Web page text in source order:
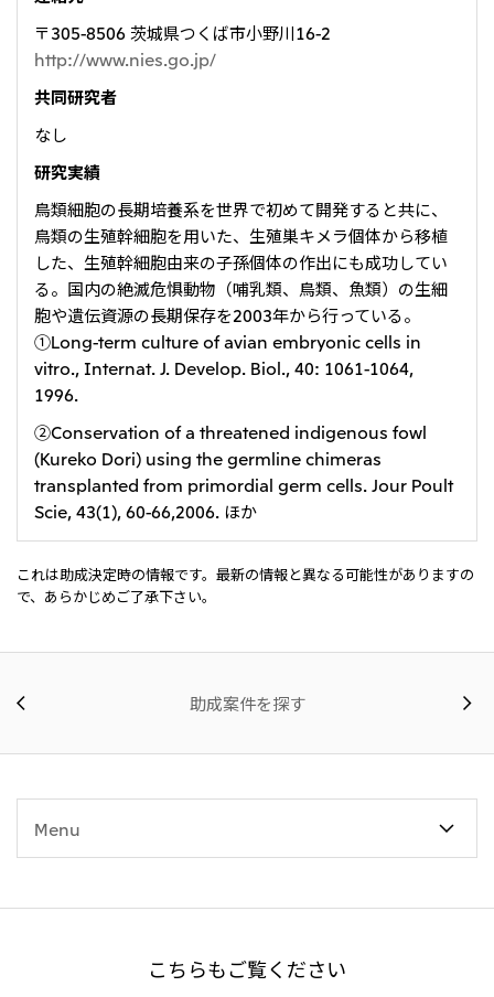
〒305-8506 茨城県つくば市小野川16-2
http://www.nies.go.jp/
共同研究者
なし
研究実績
鳥類細胞の長期培養系を世界で初めて開発すると共に、
鳥類の生殖幹細胞を用いた、生殖巣キメラ個体から移植
した、生殖幹細胞由来の子孫個体の作出にも成功してい
る。国内の絶滅危惧動物（哺乳類、鳥類、魚類）の生細
胞や遺伝資源の長期保存を2003年から行っている。
①Long-term culture of avian embryonic cells in
vitro., Internat. J. Develop. Biol., 40: 1061-1064,
1996.
②Conservation of a threatened indigenous fowl
(Kureko Dori) using the germline chimeras
transplanted from primordial germ cells. Jour Poult
Scie, 43(1), 60-66,2006. ほか
これは助成決定時の情報です。最新の情報と異なる可能性がありますの
で、あらかじめご了承下さい。
助成案件を探す
Menu
こちらもご覧ください